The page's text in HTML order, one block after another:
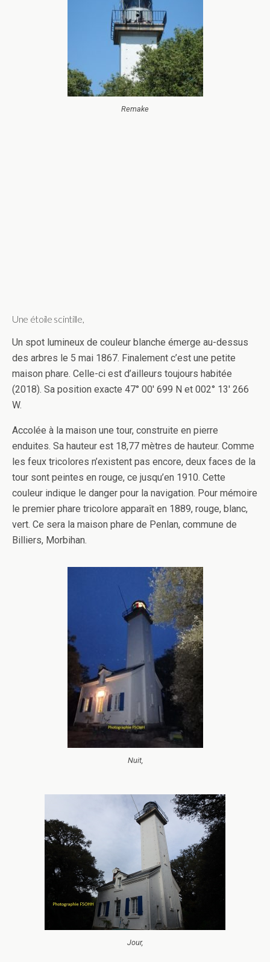
Remake
Une étoile scintille,
Un spot lumineux de couleur blanche émerge au-dessus
des arbres le 5 mai 1867. Finalement c’est une petite
maison phare. Celle-ci est d’ailleurs toujours habitée
(2018). Sa position exacte 47° 00′ 699 N et 002° 13′ 266
W.
Accolée à la maison une tour, construite en pierre
enduites. Sa hauteur est 18,77 mètres de hauteur. Comme
les feux tricolores n’existent pas encore, deux faces de la
tour sont peintes en rouge, ce jusqu’en 1910. Cette
couleur indique le danger pour la navigation. Pour mémoire
le premier phare tricolore apparaît en 1889, rouge, blanc,
vert. Ce sera la maison phare de Penlan, commune de
Billiers, Morbihan.
Nuit,
Jour,